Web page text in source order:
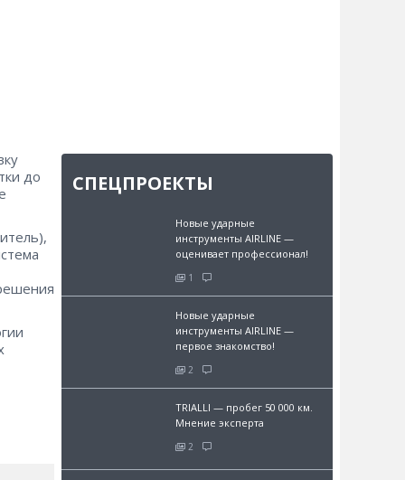
до
СПЕЦПРОЕКТЫ
Новые ударные
инструменты AIRLINE —
оценивает профессионал!
1
Новые ударные
инструменты AIRLINE —
первое знакомство!
2
TRIALLI — пробег 50 000 км.
Мнение эксперта
2